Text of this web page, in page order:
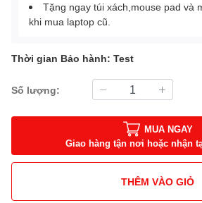
Tặng ngay túi xách,mouse pad và
khi mua laptop cũ.
Thời gian Bảo hành: Test
Số lượng:
MUA NGAY
Giao hàng tận nơi hoặc nhận
THÊM VÀO GIỎ